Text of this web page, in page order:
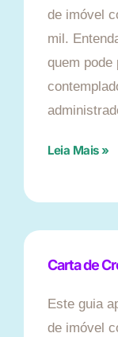
de imóvel
mil.
quem pode
Leia Mais »
Carta de
Este guia
de imóvel